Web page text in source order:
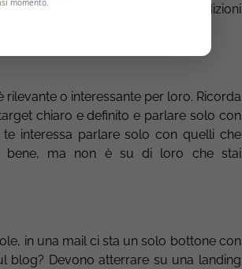
practice da seguire, 2 precondizioni
o interessante per loro. Ricorda
chiaro e definito e parlare solo con
interessa parlare solo con quelli che
bene, ma non è su di loro che stai
in una mail ci sta un solo bottone con
blog? Devono atterrare su una landing